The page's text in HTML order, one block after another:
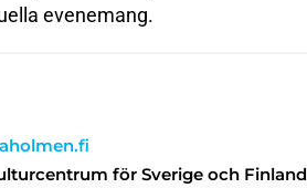
evenemang.
för Sverige och Finland